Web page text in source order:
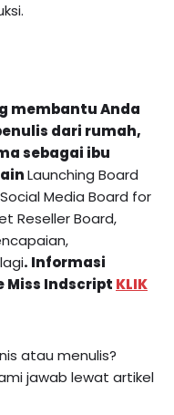
membantu Anda
dari rumah,
sebagai ibu
Launching Board
Media Board for
Reseller Board,
. Informasi
Miss Indscript KLIK
atau menulis?
jawab lewat artikel